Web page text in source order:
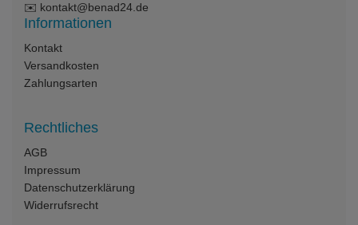
✉️ kontakt@benad24.de
Informationen
Kontakt
Versandkosten
Zahlungsarten
Rechtliches
AGB
Impressum
Datenschutzerklärung
Widerrufsrecht